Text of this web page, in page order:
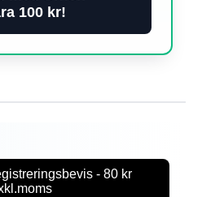
100 kr!
- 80 kr